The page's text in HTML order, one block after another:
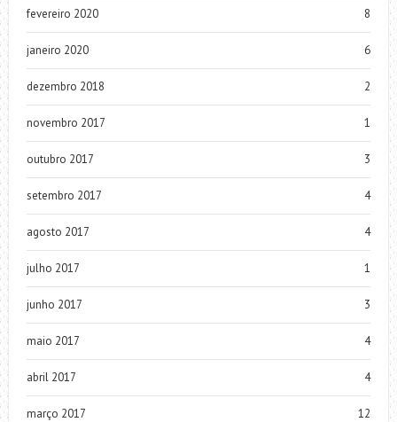
fevereiro 2020 8
janeiro 2020 6
dezembro 2018 2
novembro 2017 1
outubro 2017 3
setembro 2017 4
agosto 2017 4
julho 2017 1
junho 2017 3
maio 2017 4
abril 2017 4
março 2017 12